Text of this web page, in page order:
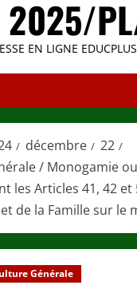
2025/
EN LIGNE
décembre
22
/ Monogamie
les Articles 41, 42 et
de la Famille sur le
Générale